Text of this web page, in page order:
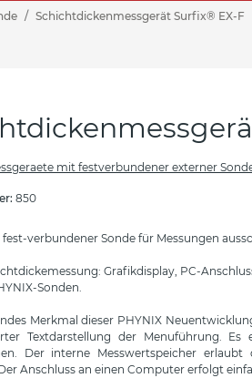
Schichtdickenmessgerät Surfix® EX-F
mit festverbundener externer
850
verbundener Sonde für Messungen
Grafikdisplay, PC-
Sonden.
Merkmal dieser PHYNIX
Textdarstellung der Menuführung. Es
Der interne Messwertspeicher
Anschluss an einen Computer erfolgt